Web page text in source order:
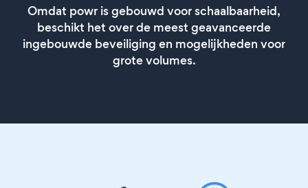
Omdat powr is gebouwd voor schaalbaarheid,
beschikt het over de meest geavanceerde
ingebouwde beveiliging en mogelijkheden voor
grote volumes.